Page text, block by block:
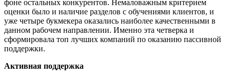
фоне остальных конкурентов. Немаловажным критерием
оценки было и наличие разделов с обучениями клиентов, и
уже четыре букмекера оказались наиболее качественными в
данном рабочем направлении. Именно эта четверка и
сформировала топ лучших компаний по оказанию пассивной
поддержки.
Активная поддержка